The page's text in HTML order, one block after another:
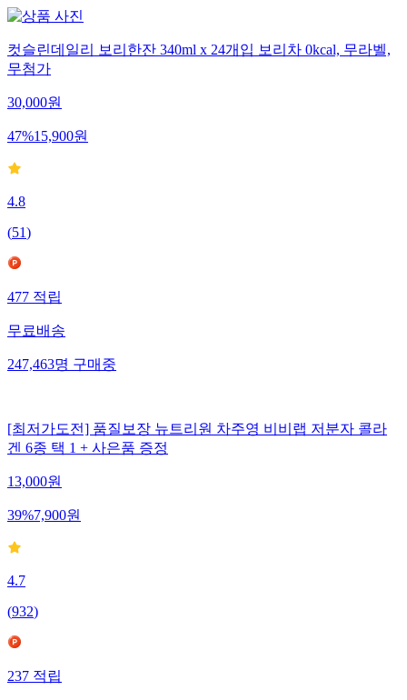
컷슬린데일리 보리한잔 340ml x 24개입 보리차 0kcal, 무라벨,
무첨가
30,000원
47%15,900원
4.8
(51)
477 적립
무료배송
247,463명 구매중
[최저가도전] 품질보장 뉴트리원 차주영 비비랩 저분자 콜라
겐 6종 택 1 + 사은품 증정
13,000원
39%7,900원
4.7
(932)
237 적립